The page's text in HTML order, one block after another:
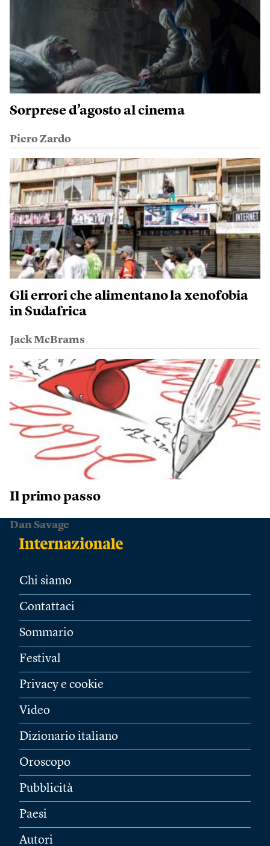
Sorprese d’agosto al cinema
Piero Zardo
Gli errori che alimentano la xenofobia
in Sudafrica
Jack McBrams
Il primo passo
Dan Savage
Chi siamo
Contattaci
Sommario
Festival
Privacy e cookie
Video
Dizionario italiano
Oroscopo
Pubblicità
Paesi
Autori